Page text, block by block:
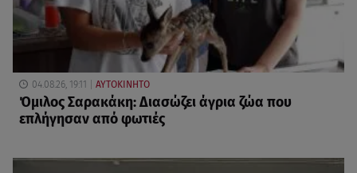
04.08.26, 19:11 ΑΥΤΟΚΙΝΗΤΟ
Όμιλος Σαρακάκη: Διασώζει άγρια ζώα που
επλήγησαν από φωτιές